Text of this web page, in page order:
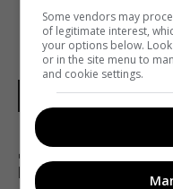
НОВОСТИ МИРА
Дебаты по
ЕС не готов
Some vendors may
of legitimate interest,
your options below.
or in the site menu to
and cookie settings.